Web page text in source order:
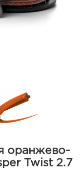
оранжево-
Twist 2.7